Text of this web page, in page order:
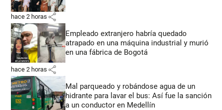
hace 2 horas share
Empleado extranjero habría quedado
atrapado en una máquina industrial y murió
en una fábrica de Bogotá
hace 2 horas share
Mal parqueado y robándose agua de un
hidrante para lavar el bus: Así fue la sanción
a un conductor en Medellín